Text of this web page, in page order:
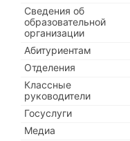
Сведения об
образовательной
организации
Абитуриентам
Отделения
Классные
руководители
Госуслуги
Медиа